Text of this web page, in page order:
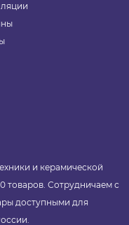
и керамической
товаров. Сотрудничаем с
доступными для